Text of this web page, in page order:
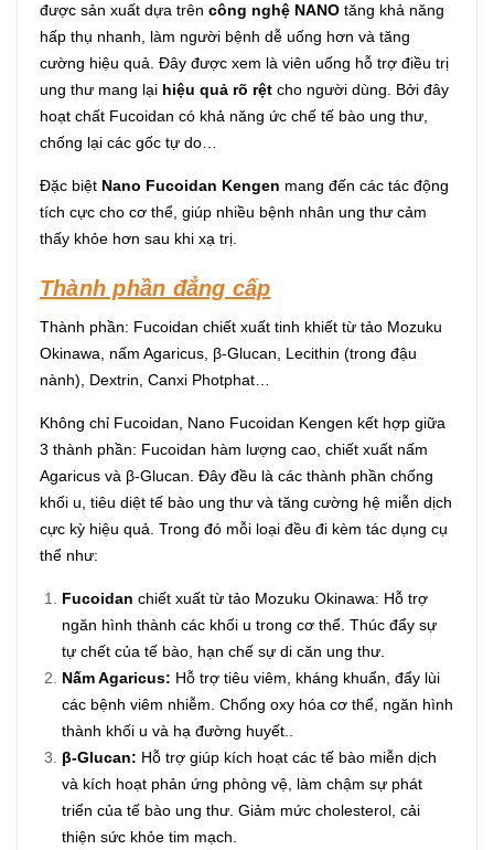
được sản xuất dựa trên công nghệ NANO tăng khả năng
hấp thụ nhanh, làm người bệnh dễ uống hơn và tăng
cường hiệu quả. Đây được xem là viên uống hỗ trợ điều trị
ung thư mang lại hiệu quả rõ rệt cho người dùng. Bởi đây
hoạt chất Fucoidan có khả năng ức chế tế bào ung thư,
chống lại các gốc tự do…
Đặc biệt Nano Fucoidan Kengen mang đến các tác động
tích cực cho cơ thể, giúp nhiều bệnh nhân ung thư cảm
thấy khỏe hơn sau khi xạ trị.
Thành phần đẳng cấp
Thành phần: Fucoidan chiết xuất tinh khiết từ tảo Mozuku
Okinawa, nấm Agaricus, β-Glucan, Lecithin (trong đậu
nành), Dextrin, Canxi Photphat…
Không chỉ Fucoidan, Nano Fucoidan Kengen kết hợp giữa
3 thành phần: Fucoidan hàm lượng cao, chiết xuất nấm
Agaricus và β-Glucan. Đây đều là các thành phần chống
khối u, tiêu diệt tế bào ung thư và tăng cường hệ miễn dịch
cực kỳ hiệu quả. Trong đó mỗi loại đều đi kèm tác dụng cụ
thể như:
Fucoidan chiết xuất từ tảo Mozuku Okinawa: Hỗ trợ
ngăn hình thành các khối u trong cơ thể. Thúc đẩy sự
tự chết của tế bào, hạn chế sự di căn ung thư.
Nấm Agaricus: Hỗ trợ tiêu viêm, kháng khuẩn, đẩy lùi
các bệnh viêm nhiễm. Chống oxy hóa cơ thể, ngăn hình
thành khối u và hạ đường huyết..
β-Glucan: Hỗ trợ giúp kích hoạt các tế bào miễn dịch
và kích hoạt phản ứng phòng vệ, làm chậm sự phát
triển của tế bào ung thư. Giảm mức cholesterol, cải
thiện sức khỏe tim mạch.